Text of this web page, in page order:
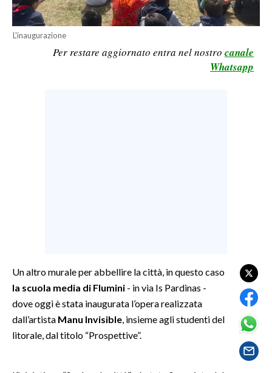
SERVIZI ALLE IMPRESE
LAVORO
SPETTACOLI
L'inaugurazione
Per restare aggiornato entra nel nostro canale
Whatsapp
Un altro murale per abbellire la città, in questo caso
la scuola media di Flumini - in via Is Pardinas -
dove oggi è stata inaugurata l’opera realizzata
dall’artista Manu Invisible , insieme agli studenti del
litorale, dal titolo “Prospettive”.